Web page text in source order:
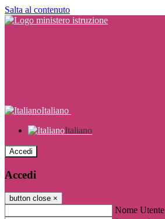
Salta al contenuto
Italiano
Italiano
Accedi
Accedi
button close ×
Nome Utente